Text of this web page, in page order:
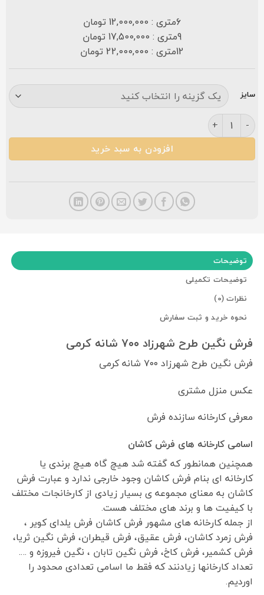
6متری : 12,000,000 تومان
9متری : 17,500,000 تومان
12متری : 22,000,000 تومان
سایز
فرش کاشان طرح شهرزاد ۷۰۰ شانه کرمی عدد
افزودن به سبد خرید
توضیحات
توضیحات تکمیلی
نظرات (0)
نحوه خرید و ثبت سفارش
فرش نگین طرح شهرزاد ۷۰۰ شانه کرمی
فرش نگین طرح شهرزاد ۷۰۰ شانه کرمی
عکس منزل مشتری
معرفی کارخانه سازنده فرش
اسامی کارخانه های فرش کاشان
همچنین همانطور که گفته شد هیچ گاه هیچ برندی یا
کارخانه ای بنام فرش کاشان وجود خارجی ندارد و عبارت فرش
کاشان به معنای مجموعه ی بسیار زیادی از کارخانجات مختلف
با کیفیت ها و برند های مختلف هست.
از جمله کارخانه های مشهور فرش کاشان فرش یلدای کویر ،
فرش زمرد کاشان، فرش عقیق، فرش قیطران، فرش نگین ثریا،
فرش کشمیر، فرش کاخ، فرش نگین تابان ، نگین فیروزه و ….
تعداد کارخانها زیادنند که فقط ما اسامی تعدادی محدود را
اوردیم.